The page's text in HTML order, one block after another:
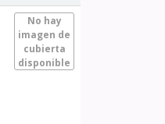
No hay
imagen de
cubierta
disponible